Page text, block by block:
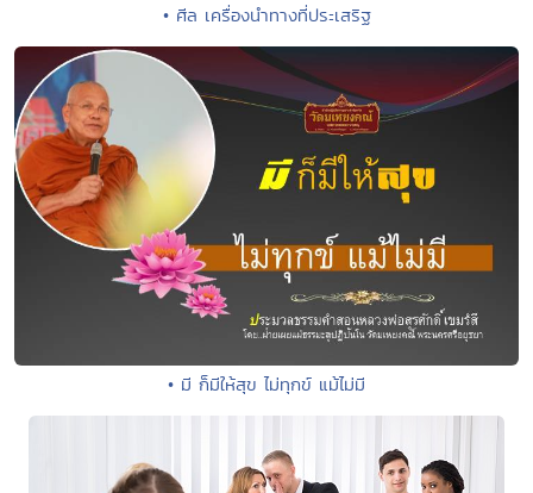
• ศีล เครื่องนำทางที่ประเสริฐ
• มี ก็มีให้สุข ไม่ทุกข์ แม้ไม่มี